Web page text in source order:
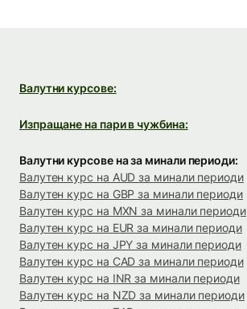
Валутни курсове:
Изпращане на пари в чужбина:
Валутни курсове на за минали периоди:
Валутен курс на AUD за минали периоди
Валутен курс на GBP за минали периоди
Валутен курс на MXN за минали периоди
Валутен курс на EUR за минали периоди
Валутен курс на JPY за минали периоди
Валутен курс на CAD за минали периоди
Валутен курс на INR за минали периоди
Валутен курс на NZD за минали периоди